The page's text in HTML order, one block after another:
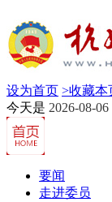
设为首页 >收藏本
今天是 2026-08-
要闻
走进委员